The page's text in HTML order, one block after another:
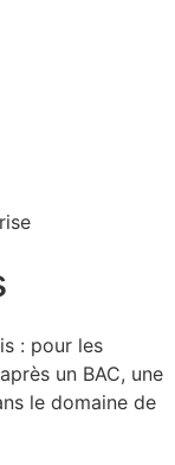
: pour les
un BAC, une
le domaine de